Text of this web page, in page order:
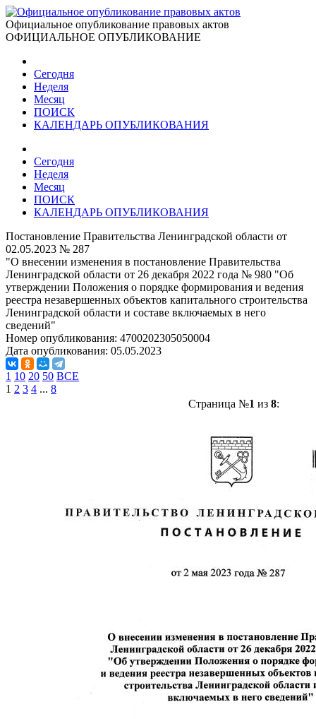
Официальное опубликование правовых актов
ОФИЦИАЛЬНОЕ ОПУБЛИКОВАНИЕ
Сегодня
Неделя
Месяц
ПОИСК
КАЛЕНДАРЬ ОПУБЛИКОВАНИЯ
Сегодня
Неделя
Месяц
ПОИСК
КАЛЕНДАРЬ ОПУБЛИКОВАНИЯ
Постановление Правительства Ленинградской области от
02.05.2023 № 287
"О внесении изменения в постановление Правительства
Ленинградской области от 26 декабря 2022 года № 980 "Об
утверждении Положения о порядке формирования и ведения
реестра незавершенных объектов капитального строительства
Ленинградской области и составе включаемых в него
сведений"
Номер опубликования: 4700202305050004
Дата опубликования: 05.05.2023
1 10 20 50 ВСЕ
1 2 3 4 ... 8
Страница №1 из 8: